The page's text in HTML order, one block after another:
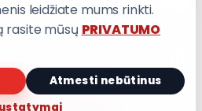
POLITIKA
nustatymai
leidžiate mums rinkti.
rasite mūsų PRIVATUMO
Atmesti nebūtinus